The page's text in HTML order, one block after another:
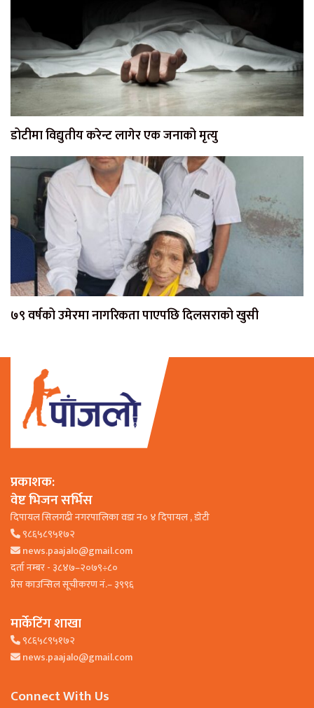
डोटीमा विद्युतीय करेन्ट लागेर एक जनाको मृत्यु
७९ वर्षको उमेरमा नागरिकता पाएपछि दिलसराको खुसी
प्रकाशक:
वेष्ट भिजन सर्भिस
दिपायल सिलगढी नगरपालिका वडा न० ४ दिपायल , डाेटी
९८६५८९५१७२
news.paajalo@gmail.com
दर्ता नम्बर - ३८४७–२०७९÷८०
प्रेस काउन्सिल सूचीकरण नं.– ३९९६
मार्केटिंग शाखा
९८६५८९५१७२
news.paajalo@gmail.com
Connect With Us